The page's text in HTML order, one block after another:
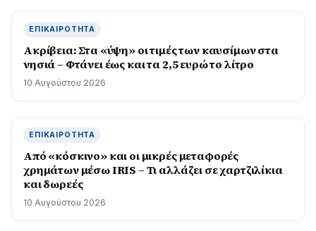
ΕΠΙΚΑΙΡΌΤΗΤΑ
Ακρίβεια: Στα «ύψη» οι τιμές των καυσίμων στα
νησιά – Φτάνει έως και τα 2,5 ευρώ το λίτρο
10 Αυγούστου 2026
ΕΠΙΚΑΙΡΌΤΗΤΑ
Από «κόσκινο» και οι μικρές μεταφορές
χρημάτων μέσω IRIS – Τι αλλάζει σε χαρτζιλίκια
και δωρεές
10 Αυγούστου 2026